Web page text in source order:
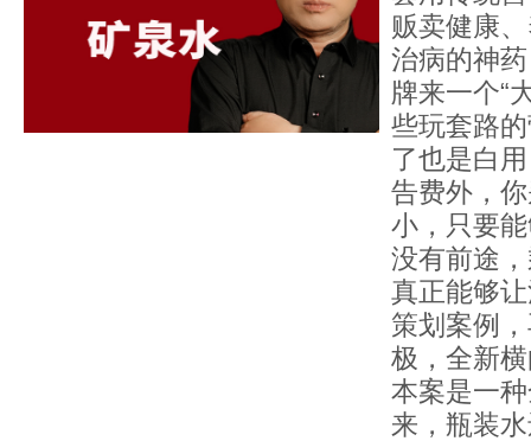
贩卖健康
治病的神
牌来一个“
些玩套路
了也是白
告费外，
小，只要
没有前途
真正能够
策划案例
极，全新
本案是一
来，瓶装